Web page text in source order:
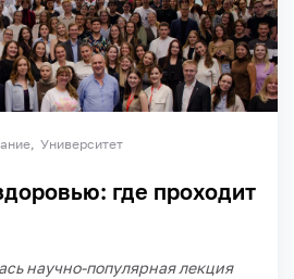
Университет
где проходит
научно-популярная лекция